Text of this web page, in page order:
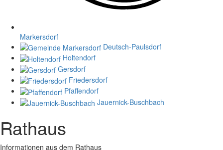
Markersdorf
Deutsch-Paulsdorf
Holtendorf
Gersdorf
Friedersdorf
Pfaffendorf
Jauernick-Buschbach
Rathaus
Informationen aus dem Rathaus